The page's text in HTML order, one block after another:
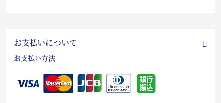
お支払いについて
お支払い方法